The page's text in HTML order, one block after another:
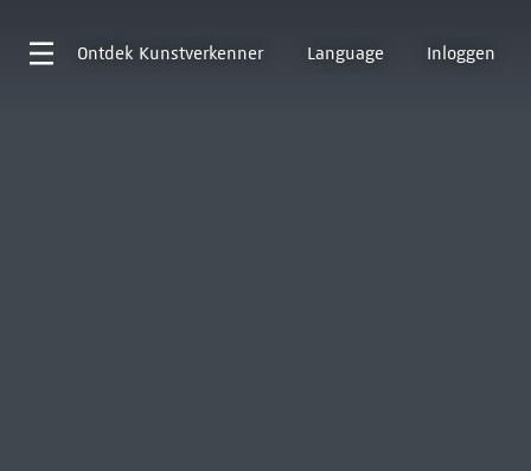
Ontdek Kunstverkenner Language Inloggen